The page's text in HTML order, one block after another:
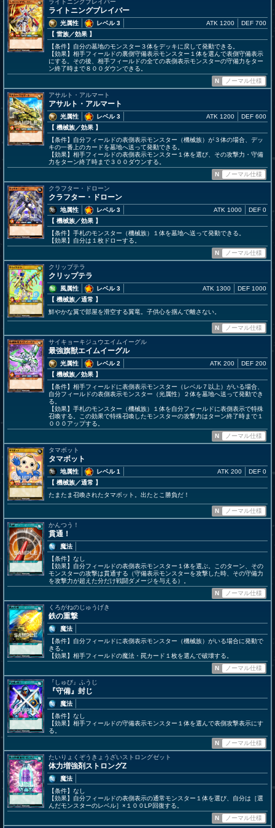
ライトニングブレイバー
ライトニングブレイバー
光属性
レベル 3
【 雷族／効果 】
ATK 1200 DEF 700
【条件】自分の墓地のモンスター３体をデッキに戻して発動できる。
【効果】相手フィールドの裏側守備表示モンスター１体を選んで表側守備表示
にする。その後、相手フィールドの全ての表側表示モンスターの守備力をター
ン終了時まで８００ダウンできる。
N
ノーマル仕様
アサルト・アルマート
アサルト・アルマート
光属性
レベル 3
【 機械族／効果 】
ATK 1200 DEF 600
【条件】自分フィールドの表側表示モンスター（機械族）が３体の場合、デッ
キの一番上のカードを墓地へ送って発動できる。
【効果】相手フィールドの表側表示モンスター１体を選び、その攻撃力・守備
力をターン終了時まで３００ダウンする。
N
ノーマル仕様
クラフター・ドローン
クラフター・ドローン
地属性
レベル 3
【 機械族／効果 】
ATK 1000 DEF 0
【条件】手札のモンスター（機械族）１体を墓地へ送って発動できる。
【効果】自分は１枚ドローする。
N
ノーマル仕様
クリップテラ
クリップテラ
風属性
レベル 3
【 機械族／通常 】
ATK 1300 DEF 1000
鮮やかな翼で部屋を滑空する翼竜。子供心を掴んで離さない。
N ノーマル仕様
サイキョーキジュウエイムイーグル
最強旗獣エイムイーグル
光属性
レベル 2
【 機械族／効果 】
ATK 200 DEF 200
【条件】相手フィールドに表側表示モンスター（レベル７以上）がいる場合、
自分フィールドの表側表示モンスター（光属性）２体を墓地へ送って発動でき
る。
【効果】手札のモンスター（機械族）１体を自分フィールドに表側表示で特殊
召喚する。この効果で特殊召喚したモンスターの攻撃力はターン終了時まで１
０００アップする。
N
ノーマル仕様
タマボット
タマボット
地属性
レベル 1
【 機械族／通常 】
ATK 200 DEF 0
たまたま召喚されたタマボット。出たとこ勝負だ！
N ノーマル仕様
かんつう！
貫通！
魔法
【条件】なし
【効果】自分フィールドの表側表示モンスター１体を選ぶ。このターン、その
モンスターの攻撃は貫通する（守備表示モンスターを攻撃した時、その守備力
を攻撃力が超えた分だけ戦闘ダメージを与える）。
N
ノーマル仕様
くろがねのじゅうげき
鉄の重撃
魔法
【条件】自分フィールドに表側表示モンスター（機械族）がいる場合に発動で
きる。
【効果】相手フィールドの魔法・罠カード１枚を選んで破壊する。
N
ノーマル仕様
『しゅび』ふうじ
『守備』封じ
魔法
【条件】なし
【効果】相手フィールドの守備表示モンスター１体を選んで表側攻撃表示にす
る。
N
ノーマル仕様
たいりょくぞうきょうざいストロングゼット
体力増強剤ストロングZ
魔法
【条件】なし
【効果】自分フィールドの表側表示の通常モンスター１体を選び、自分は［選
んだモンスターのレベル］×１００LP回復する。
N
ノーマル仕様